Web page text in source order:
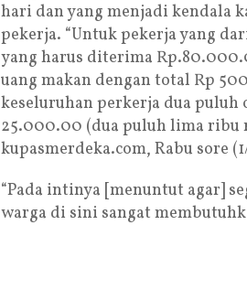
hari dan yang menjadi kendala
pekerja. “Untuk pekerja yang
yang harus diterima
uang makan dengan total Rp
keseluruhan perkerja dua puluh
25.000.00 (dua puluh lima ribu
kupasmerdeka.com, Rabu sore
“Pada intinya [menuntut agar]
warga di sini sangat